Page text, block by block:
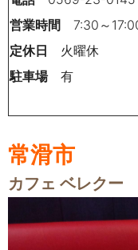
営業時間 7:30～
定休日 火曜休
駐車場有
常滑市
カフェ ベレクー